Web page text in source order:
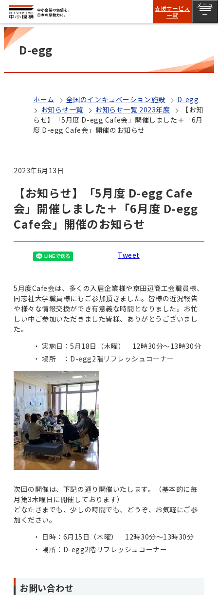
支援サービス
一覧
メニュ
ー
D-egg
ホーム 全国のインキュベーション施設
D-egg
お知らせ一覧
お知らせ一覧 2023年度
【お知
らせ】「5月度 D-egg Cafe会」開催しました＋「6月
度 D-egg Cafe会」開催のお知らせ
2023年6月13日
【お知らせ】「5月度 D-egg Cafe
会」開催しました＋「6月度 D-egg
Cafe会」開催のお知らせ
Tweet
5月度Cafe会は、多くの入居企業様や京田辺商工会職員様、
同志社大学職員様にもご参加頂きました。皆様の近況報告
や様々な情報交換ができ有意義な時間となりました。お忙
しい中ご参加いただきました皆様、ありがとうございまし
た。
実施日：5月18日（木曜） 12時30分～13時30分
場所 ：D-egg2階リフレッシュコーナー
次回の開催は、下記の通り開催いたします。（基本的に毎
月第3木曜日に開催しております）
どなたさまでも、少しの時間でも、どうぞ、お気軽にご参
加ください。
日時：6月15日（木曜） 12時30分～13時30分
場所：D-egg2階リフレッシュコーナー
お問い合わせ